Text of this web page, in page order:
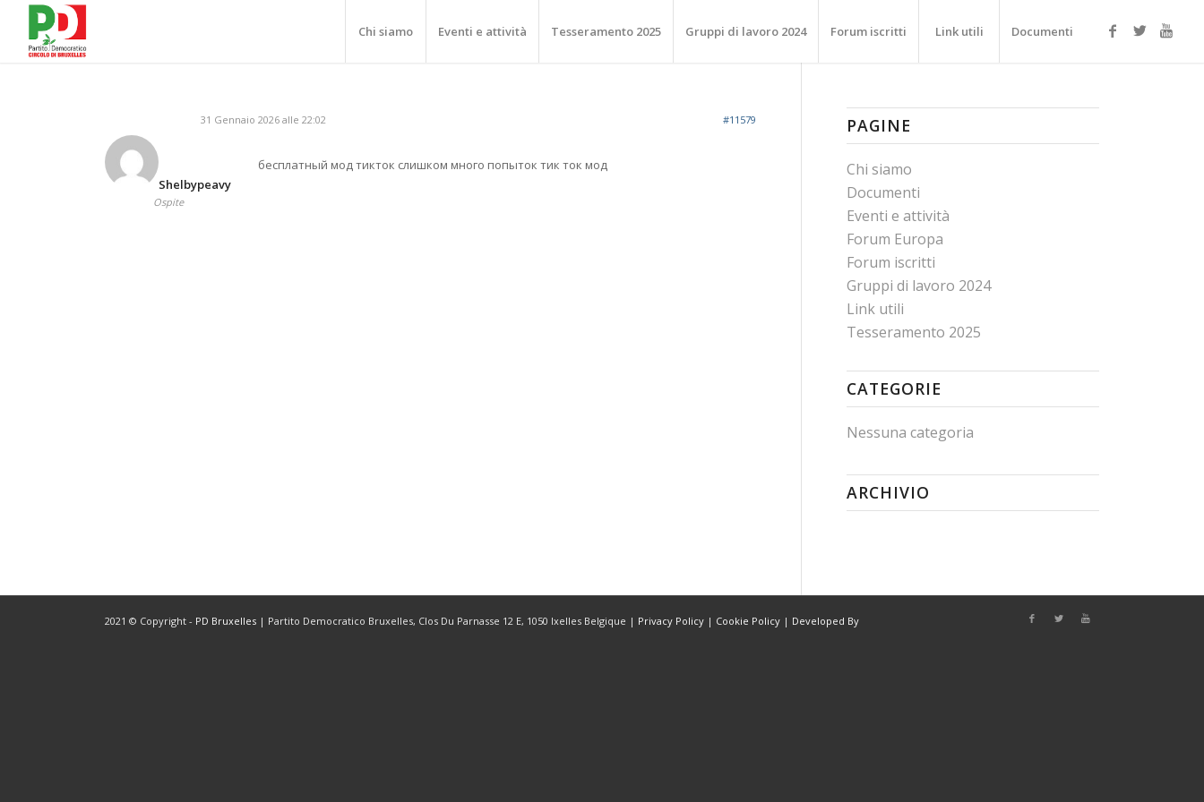
Chi siamo Eventi e attività Tesseramento 2025 Gruppi di lavoro 2024 Forum iscritti Link utili Documenti
31 Gennaio 2026 alle 22:02 #11579
Shelbypeavy
Ospite
бесплатный мод тикток слишком много попыток тик ток мод
PAGINE
Chi siamo
Documenti
Eventi e attività
Forum Europa
Forum iscritti
Gruppi di lavoro 2024
Link utili
Tesseramento 2025
CATEGORIE
Nessuna categoria
ARCHIVIO
2021 © Copyright - PD Bruxelles | Partito Democratico Bruxelles, Clos Du Parnasse 12 E, 1050 Ixelles Belgique | Privacy Policy | Cookie Policy | Developed By